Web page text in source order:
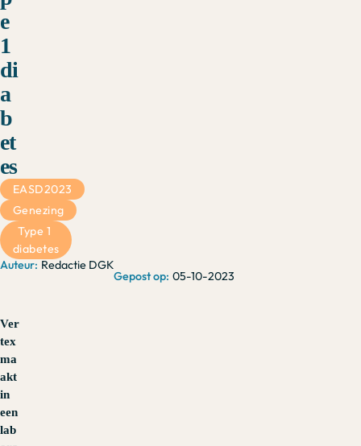
e
1
di
a
b
et
es
Redactie DGK
05-10-2023
EASD2023
Genezing
Type 1
diabetes
Ver
tex
ma
akt
in
een
lab